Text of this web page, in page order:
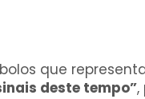
que
deste tempo”,